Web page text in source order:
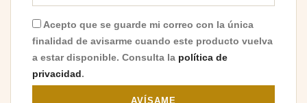
Acepto que se guarde mi correo con la única
finalidad de avisarme cuando este producto vuelva
a estar disponible. Consulta la política de
privacidad.
AVÍSAME